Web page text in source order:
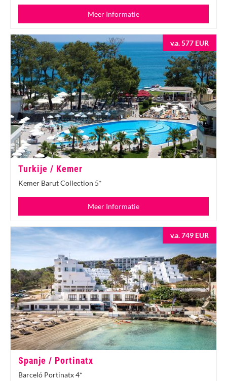
Meer Informatie
v.a. 577 EUR
Turkije / Kemer
Kemer Barut Collection 5*
Meer Informatie
v.a. 749 EUR
Spanje / Portinatx
Barceló Portinatx 4*